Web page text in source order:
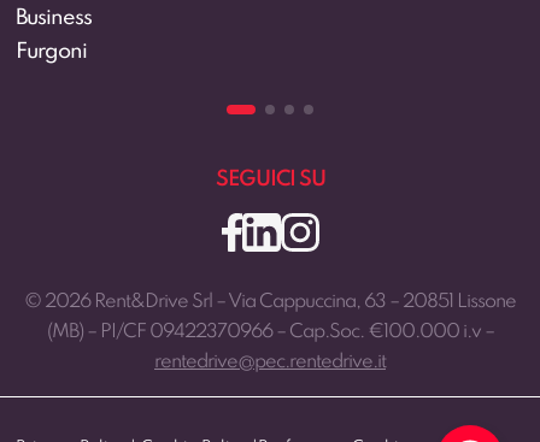
SEGUICI SU
© 2026 Rent&Drive Srl – Via Cappuccina, 63 – 20851 Lissone
(MB) – PI/CF 09422370966 – Cap.Soc. €100.000 i.v –
rentedrive@pec.rentedrive.it